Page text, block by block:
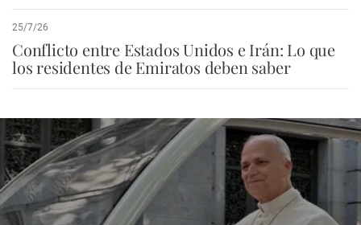
25/7/26
Conflicto entre Estados Unidos e Irán: Lo que
los residentes de Emiratos deben saber